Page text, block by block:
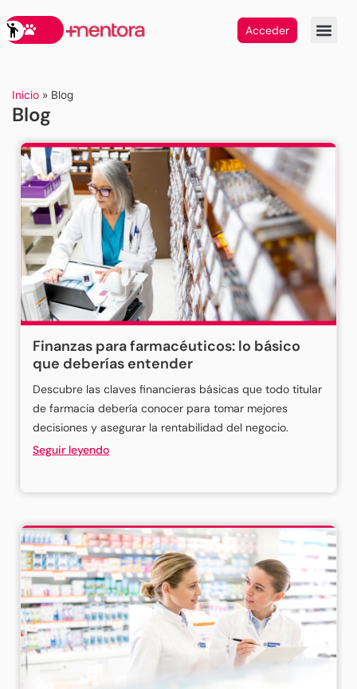
Acceder
Inicio » Blog
Blog
Finanzas para farmacéuticos: lo básico
que deberías entender
Descubre las claves financieras básicas que todo titular
de farmacia debería conocer para tomar mejores
decisiones y asegurar la rentabilidad del negocio.
Seguir leyendo